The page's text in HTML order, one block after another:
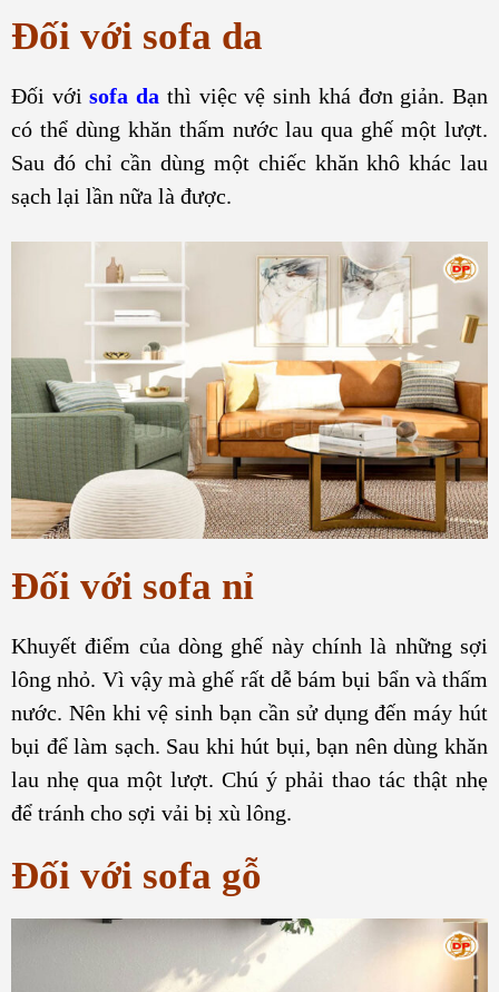
Đối với sofa da
Đối vớisofa da thì việc vệ sinh khá đơn giản. Bạn
có thể dùng khăn thấm nước lau qua ghế một lượt.
Sau đó chỉ cần dùng một chiếc khăn khô khác lau
sạch lại lần nữa là được.
Đối với sofa nỉ
Khuyết điểm của dòng ghế này chính là những sợi
lông nhỏ. Vì vậy mà ghế rất dễ bám bụi bẩn và thấm
nước. Nên khi vệ sinh bạn cần sử dụng đến máy hút
bụi để làm sạch. Sau khi hút bụi, bạn nên dùng khăn
lau nhẹ qua một lượt. Chú ý phải thao tác thật nhẹ
để tránh cho sợi vải bị xù lông.
Đối với sofa gỗ